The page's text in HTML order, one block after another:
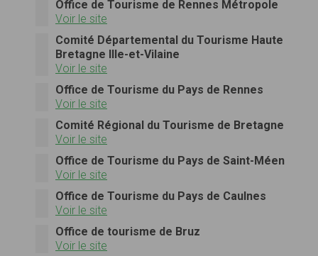
Office de Tourisme de Rennes Métropole
Voir le site
Comité Départemental du Tourisme Haute
Bretagne Ille-et-Vilaine
Voir le site
Office de Tourisme du Pays de Rennes
Voir le site
Comité Régional du Tourisme de Bretagne
Voir le site
Office de Tourisme du Pays de Saint-Méen
Voir le site
Office de Tourisme du Pays de Caulnes
Voir le site
Office de tourisme de Bruz
Voir le site